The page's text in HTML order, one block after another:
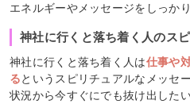
エネルギーやメッセージをしっか
神社に行くと落ち着く人のス
神社に行くと落ち着く人は仕事や
るというスピリチュアルなメッセ
状況から今すぐにでも抜け出した